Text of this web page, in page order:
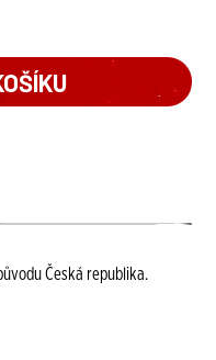
Česká republika.